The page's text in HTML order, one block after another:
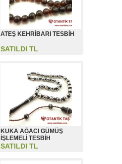
ATEŞ KEHRİBARI TESBİH
SATILDI TL
KUKA AĞACI GÜMÜŞ
İŞLEMELİ TESBİH
SATILDI TL